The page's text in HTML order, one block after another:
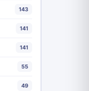
143
141
141
55
49